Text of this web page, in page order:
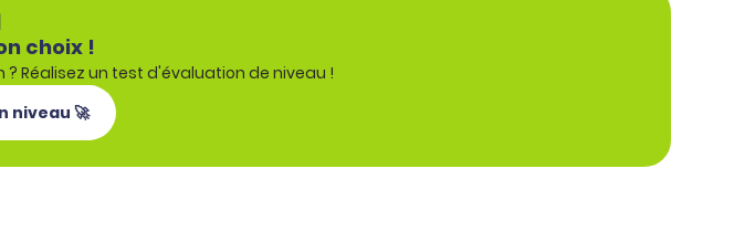
choix !
Réalisez un test d'évaluation de niveau !
niveau 🚀